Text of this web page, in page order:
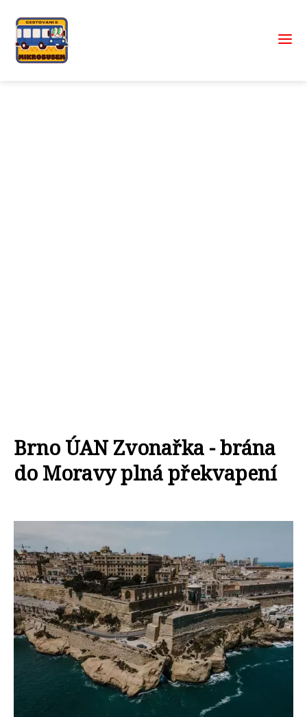
Brno ÚAN Zvonařka - brána
do Moravy plná překvapení